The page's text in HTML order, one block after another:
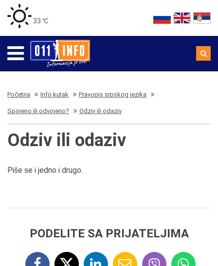
33 ℃
Početna Info kutak Pravopis srpskog jezika
Spojeno ili odvojeno? Odziv ili odaziv
Odziv ili odaziv
Piše se i jedno i drugo.
PODELITE SA PRIJATELJIMA